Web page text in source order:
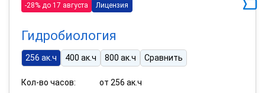
-28% до 17 августа Лицензия
Гидробиология
256 ак.ч 400 ак.ч 800 ак.ч Сравнить
Кол-во часов:
от 256 ак.ч